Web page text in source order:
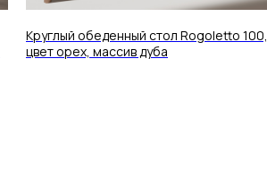
Круглый обеденный стол Rogoletto 100,
цвет орех, массив дуба